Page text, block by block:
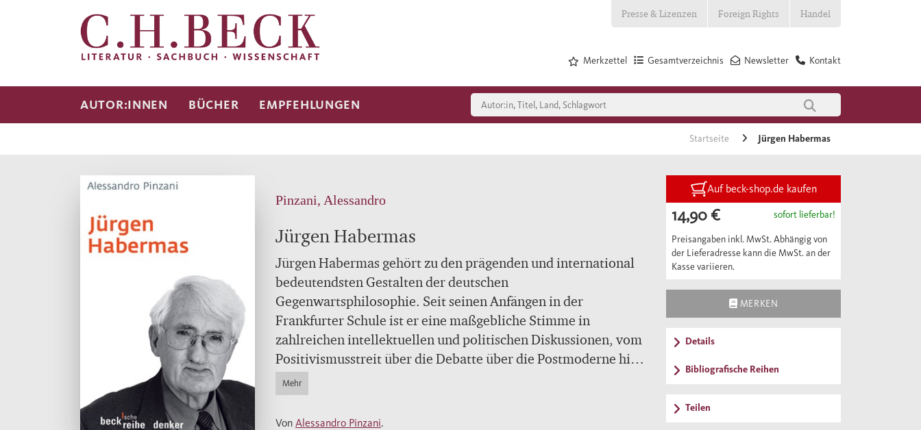
Presse & Lizenzen Foreign Rights Handel
Kontakt
Newsletter
Gesamtverzeichnis
Merkzettel
AUTOR:INNEN BÜCHER EMPFEHLUNGEN
Startseite Jürgen Habermas
Pinzani, Alessandro
Jürgen Habermas
Jürgen Habermas gehört zu den prägenden und international
bedeutendsten Gestalten der deutschen
Gegenwartsphilosophie. Seit seinen Anfängen in der
Frankfurter Schule ist er eine maßgebliche Stimme in
zahlreichen intellektuellen und politischen Diskussionen, vom
Positivismusstreit über die Debatte über die Postmoderne hin
zur aktuellen Eugenik-Diskussion. Mit seiner „Theorie des
kommunikativen Handels“ entwarf er eines der wichtigsten
Konzepte der modernen Ethik. Alessandro Pinzanis
Mehr
Von Alessandro Pinzani.
Auf beck-shop.de kaufen
14,90 € sofort lieferbar!
Preisangaben inkl. MwSt. Abhängig von
der Lieferadresse kann die MwSt. an der
Kasse variieren.
MERKEN
Details
Bibliografische Reihen
Teilen